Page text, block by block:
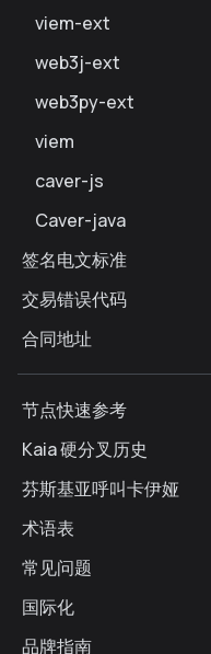
viem-ext
web3j-ext
web3py-ext
viem
caver-js
Caver-java
签名电文标准
交易错误代码
合同地址
节点快速参考
Kaia 硬分叉历史
芬斯基亚呼叫卡伊娅
术语表
常见问题
国际化
品牌指南